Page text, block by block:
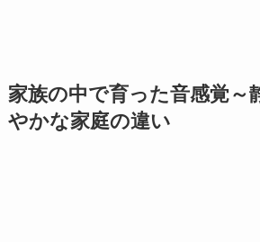
家族の中で育った音感覚～
やかな家庭の違い